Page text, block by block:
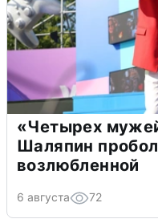
«Четырех
Шаляпин
возлюбленной
6 августа 72